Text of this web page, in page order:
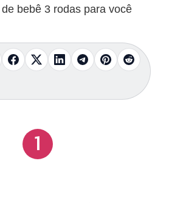
bebê 3 rodas para você
1